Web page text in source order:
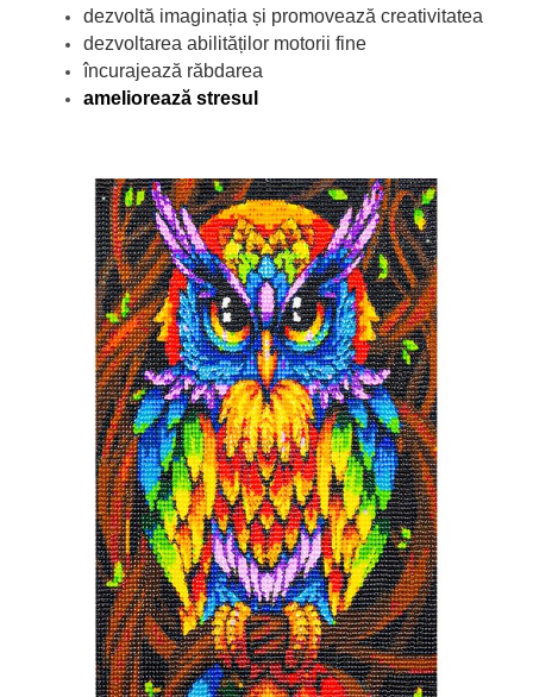
dezvoltă imaginația și promovează creativitatea
dezvoltarea abilităților motorii fine
încurajează răbdarea
ameliorează stresul